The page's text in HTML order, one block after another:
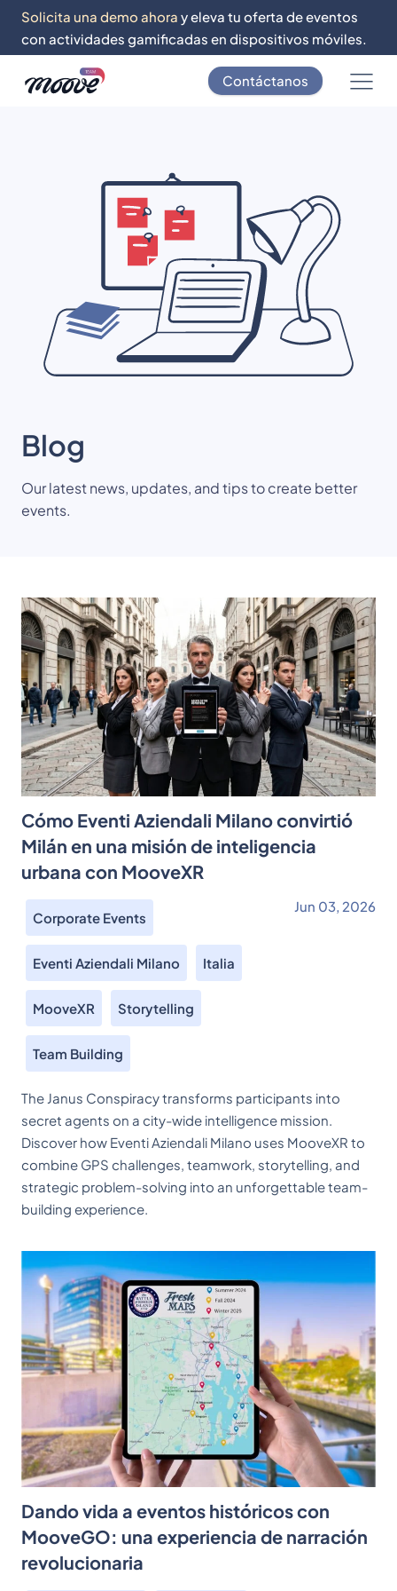
Solicita una demo ahora y eleva tu oferta de eventos
con actividades gamificadas en dispositivos móviles.
Contáctanos
Blog
Our latest news, updates, and tips to create better
events.
Cómo Eventi Aziendali Milano convirtió
Milán en una misión de inteligencia
urbana con MooveXR
Corporate Events
Eventi Aziendali Milano Italia
MooveXR Storytelling
Team Building
Jun 03, 2026
The Janus Conspiracy transforms participants into
secret agents on a city-wide intelligence mission.
Discover how Eventi Aziendali Milano uses MooveXR to
combine GPS challenges, teamwork, storytelling, and
strategic problem-solving into an unforgettable team-
building experience.
Dando vida a eventos históricos con
MooveGO: una experiencia de narración
revolucionaria